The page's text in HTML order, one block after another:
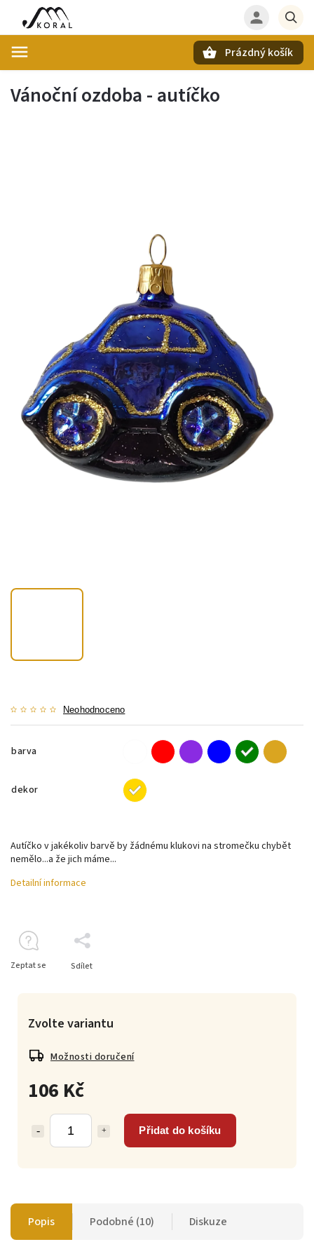
Prázdný košík
Vánoční ozdoba - autíčko
Neohodnoceno
barva
dekor
106 Kč
Přidat do košíku
Zvolte variantu
Možnosti doručení
Autíčko v jakékoliv barvě by žádnému klukovi na stromečku chybět
nemělo...a že jich máme...
Detailní informace
Zeptat se Sdílet
Popis Podobné (10) Diskuze